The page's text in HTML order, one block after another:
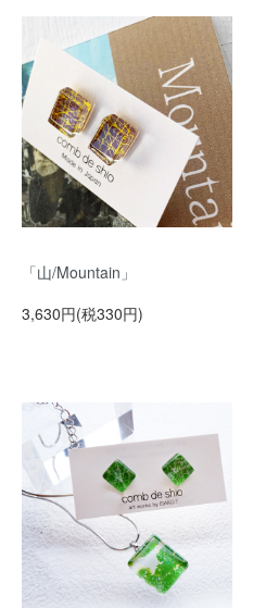
「山/Mountain」
3,630円(税330円)